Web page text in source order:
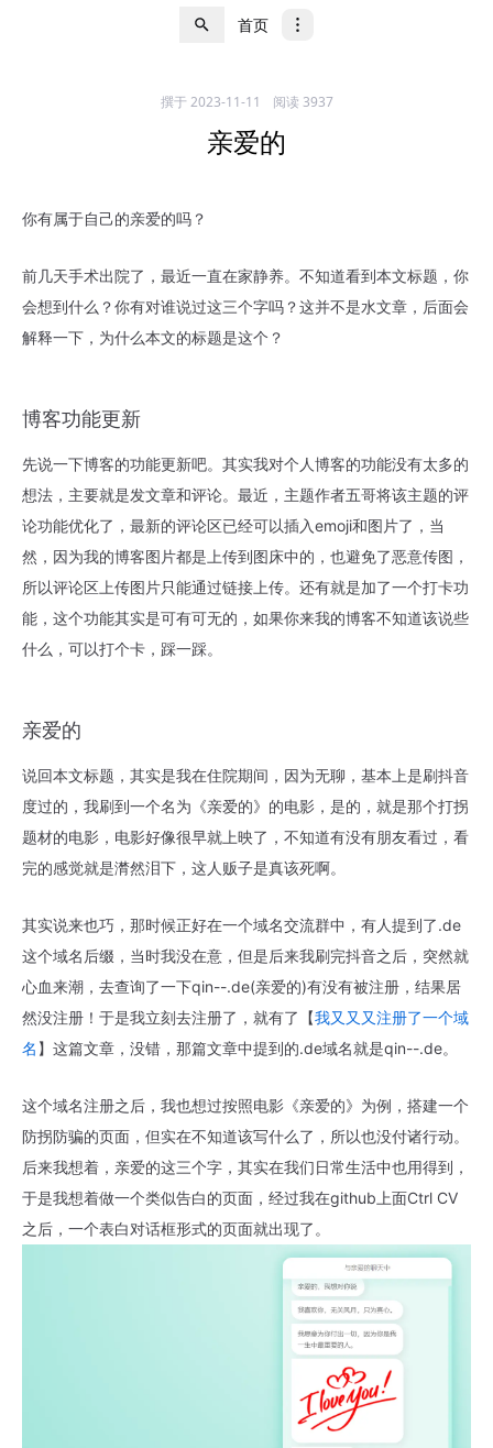
首页
撰于2023-11-11 阅读 3937
亲爱的
你有属于自己的亲爱的吗？
前几天手术出院了，最近一直在家静养。不知道看到本文标题，你
会想到什么？你有对谁说过这三个字吗？这并不是水文章，后面会
解释一下，为什么本文的标题是这个？
博客功能更新
先说一下博客的功能更新吧。其实我对个人博客的功能没有太多的
想法，主要就是发文章和评论。最近，主题作者五哥将该主题的评
论功能优化了，最新的评论区已经可以插入emoji和图片了，当
然，因为我的博客图片都是上传到图床中的，也避免了恶意传图，
所以评论区上传图片只能通过链接上传。还有就是加了一个打卡功
能，这个功能其实是可有可无的，如果你来我的博客不知道该说些
什么，可以打个卡，踩一踩。
亲爱的
说回本文标题，其实是我在住院期间，因为无聊，基本上是刷抖音
度过的，我刷到一个名为《亲爱的》的电影，是的，就是那个打拐
题材的电影，电影好像很早就上映了，不知道有没有朋友看过，看
完的感觉就是潸然泪下，这人贩子是真该死啊。
其实说来也巧，那时候正好在一个域名交流群中，有人提到了.de
这个域名后缀，当时我没在意，但是后来我刷完抖音之后，突然就
心血来潮，去查询了一下qin--.de(亲爱的)有没有被注册，结果居
然没注册！于是我立刻去注册了，就有了【我又又又注册了一个域
名 】这篇文章，没错，那篇文章中提到的.de域名就是qin--.de。
这个域名注册之后，我也想过按照电影《亲爱的》为例，搭建一个
防拐防骗的页面，但实在不知道该写什么了，所以也没付诸行动。
后来我想着，亲爱的这三个字，其实在我们日常生活中也用得到，
于是我想着做一个类似告白的页面，经过我在github上面Ctrl CV
之后，一个表白对话框形式的页面就出现了。